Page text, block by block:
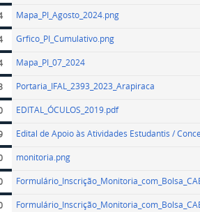
Mapa_PI_Agosto_2024.png
Grfico_PI_Cumulativo.png
Mapa_PI_07_2024
Portaria_IFAL_2393_2023_Arapiraca
EDITAL_ÓCULOS_2019.pdf
Edital de Apoio às Atividades Estudantis /
monitoria.png